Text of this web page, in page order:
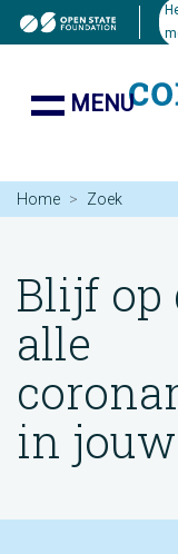
MENU
Home Zoek
Blijf op
alle
in